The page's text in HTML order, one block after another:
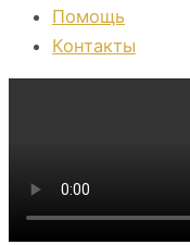
Помощь
Контакты